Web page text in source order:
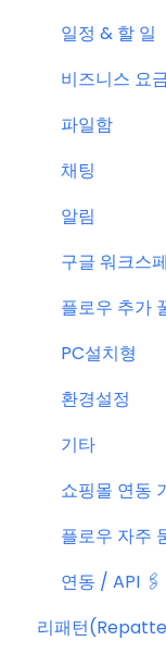
일정 & 할 일
비즈니스 요
파일함
채팅
알림
구글 워크스
플로우 추가
PC설치형
환경설정
기타
쇼핑몰 연동
플로우 자주
연동 / API 🖇️
리패턴